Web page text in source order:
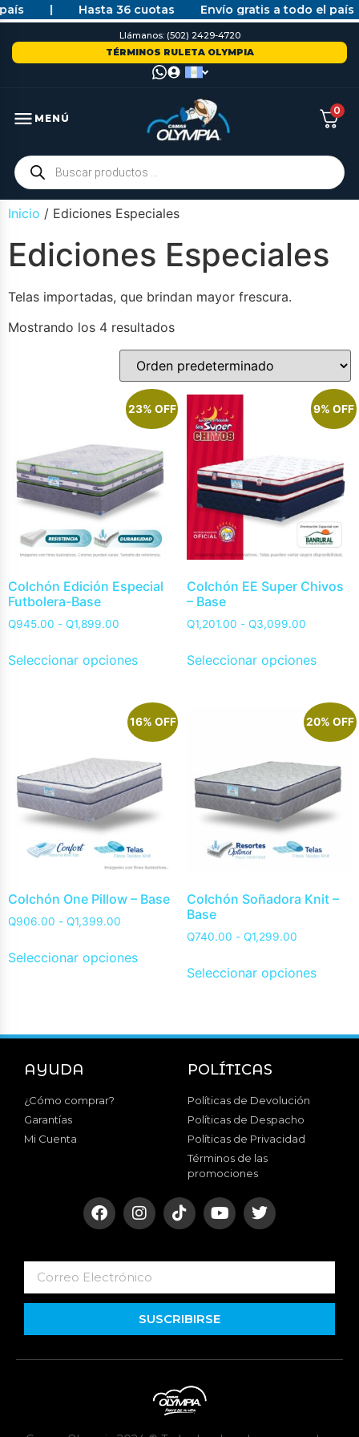
Hasta 36 cuotas Envío gratis a todo el país
Llámanos: (502) 2429-4720
TÉRMINOS RULETA OLYMPIA
MENÚ
0
Inicio / Ediciones Especiales
Ediciones Especiales
Telas importadas, que brindan mayor frescura.
Mostrando los 4 resultados
23% OFF
Colchón Edición Especial
Futbolera-Base
Q945.00 - Q1,899.00
Seleccionar opciones
9% OFF
Colchón EE Super Chivos
– Base
Q1,201.00 - Q3,099.00
Seleccionar opciones
16% OFF
Colchón One Pillow – Base
Q906.00 - Q1,399.00
Seleccionar opciones
20% OFF
Colchón Soñadora Knit –
Base
Q740.00 - Q1,299.00
Seleccionar opciones
AYUDA
¿Cómo comprar?
Garantías
Mi Cuenta
POLÍTICAS
Políticas de Devolución
Políticas de Despacho
Políticas de Privacidad
Términos de las
promociones
SUSCRIBIRSE